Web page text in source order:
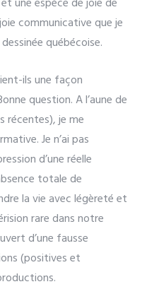
une espèce de joie de
communicative que je
québécoise.
ils une façon
question. A l’aune de
récentes), je me
Je n’ai pas
d’une réelle
totale de
la vie avec légèreté et
rare dans notre
d’une fausse
(positives et